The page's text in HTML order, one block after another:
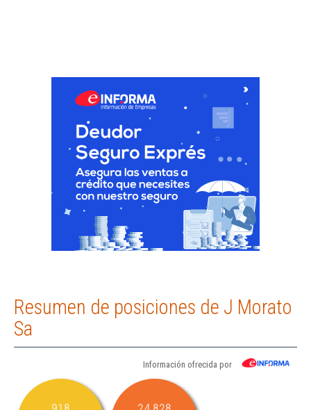
Resumen de posiciones de J Morato
Sa
Información ofrecida por